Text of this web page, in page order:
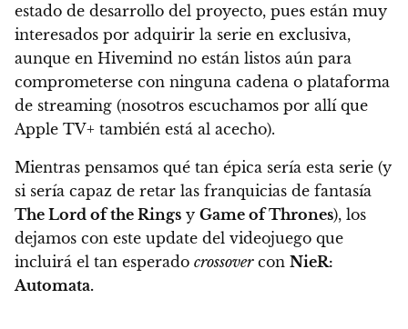
estado de desarrollo del proyecto, pues están muy
interesados por adquirir la serie en exclusiva,
aunque en Hivemind no están listos aún para
comprometerse con ninguna cadena o plataforma
de streaming (nosotros escuchamos por allí que
Apple TV+ también está al acecho).
Mientras pensamos qué tan épica sería esta serie (y
si sería capaz de retar las franquicias de fantasía
The Lord of the Rings y Game of Thrones), los
dejamos con este update del videojuego que
incluirá el tan esperado crossovercon NieR:
Automata.